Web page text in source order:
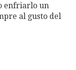
enfriarlo un
al gusto del